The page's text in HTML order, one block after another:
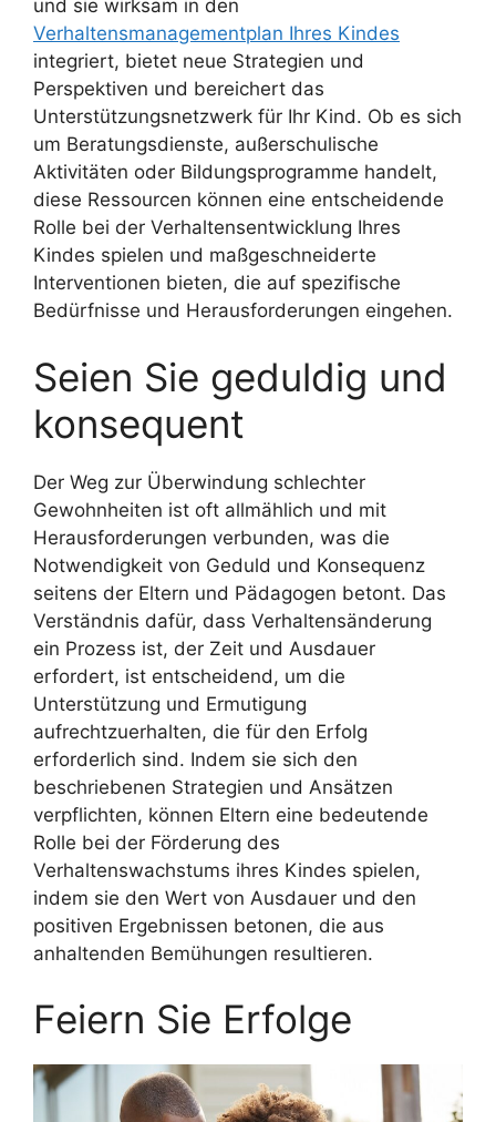
und sie wirksam in den
Verhaltensmanagementplan Ihres Kindes
integriert, bietet neue Strategien und
Perspektiven und bereichert das
Unterstützungsnetzwerk für Ihr Kind. Ob es sich
um Beratungsdienste, außerschulische
Aktivitäten oder Bildungsprogramme handelt,
diese Ressourcen können eine entscheidende
Rolle bei der Verhaltensentwicklung Ihres
Kindes spielen und maßgeschneiderte
Interventionen bieten, die auf spezifische
Bedürfnisse und Herausforderungen eingehen.
Seien Sie geduldig und
konsequent
Der Weg zur Überwindung schlechter
Gewohnheiten ist oft allmählich und mit
Herausforderungen verbunden, was die
Notwendigkeit von Geduld und Konsequenz
seitens der Eltern und Pädagogen betont. Das
Verständnis dafür, dass Verhaltensänderung
ein Prozess ist, der Zeit und Ausdauer
erfordert, ist entscheidend, um die
Unterstützung und Ermutigung
aufrechtzuerhalten, die für den Erfolg
erforderlich sind. Indem sie sich den
beschriebenen Strategien und Ansätzen
verpflichten, können Eltern eine bedeutende
Rolle bei der Förderung des
Verhaltenswachstums ihres Kindes spielen,
indem sie den Wert von Ausdauer und den
positiven Ergebnissen betonen, die aus
anhaltenden Bemühungen resultieren.
Feiern Sie Erfolge